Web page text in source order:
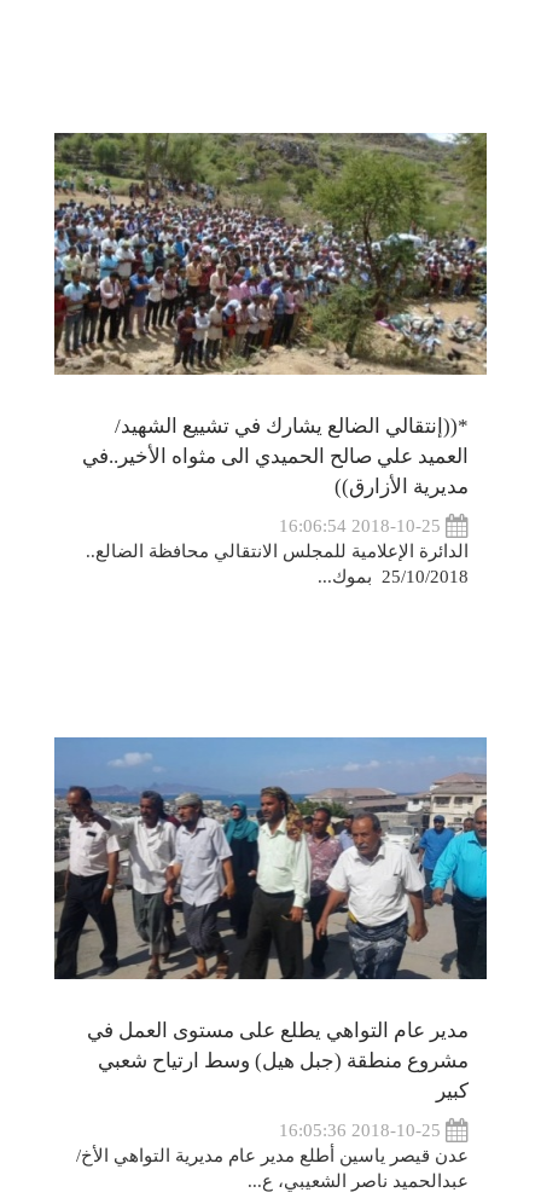
*((إنتقالي الضالع يشارك في تشييع الشهيد/
العميد علي صالح الحميدي الى مثواه الأخير..في
مديرية الأزارق))
الدائرة الإعلامية للمجلس الانتقالي محافظة الضالع..
25/10/2018 بموك...
مدير عام التواهي يطلع على مستوى العمل في
مشروع منطقة (جبل هيل) وسط ارتياح شعبي
كبير
عدن قيصر ياسين أطلع مدير عام مديرية التواهي الأخ/
عبدالحميد ناصر الشعيبي، ع...